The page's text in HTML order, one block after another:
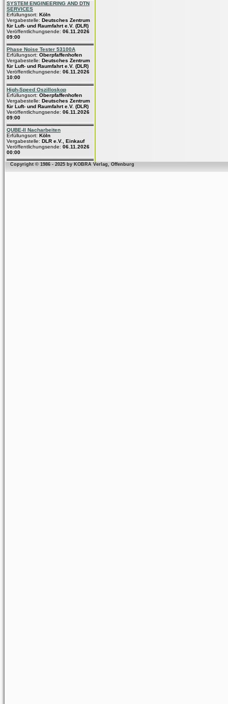
SYSTEM ENGINEERING AND DTN
SERVICES
Erfüllungsort: Köln
Vergabestelle: Deutsches Zentrum
für Luft- und Raumfahrt e.V. (DLR)
Veröffentlichungsende: 06.11.2026
09:00
Phase Noise Tester 53100A
Erfüllungsort: Oberpfaffenhofen
Vergabestelle: Deutsches Zentrum
für Luft- und Raumfahrt e.V. (DLR)
Veröffentlichungsende: 06.11.2026
10:00
High-Speed Oszilloskop
Erfüllungsort: Oberpfaffenhofen
Vergabestelle: Deutsches Zentrum
für Luft- und Raumfahrt e.V. (DLR)
Veröffentlichungsende: 06.11.2026
09:00
QUBE-II Nacharbeiten
Erfüllungsort: Köln
Vergabestelle: DLR e.V., Einkauf
Veröffentlichungsende: 06.11.2026
00:00
Copyright © 1986 - 2025 by KOBRA Verlag, Offenburg